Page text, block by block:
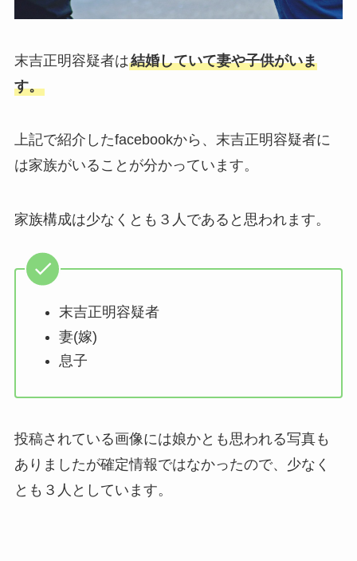
末吉正明容疑者は結婚していて妻や子供がいま
す。
上記で紹介したfacebookから、末吉正明容疑者に
は家族がいることが分かっています。
家族構成は少なくとも３人であると思われます。
末吉正明容疑者
妻(嫁)
息子
投稿されている画像には娘かとも思われる写真も
ありましたが確定情報ではなかったので、少なく
とも３人としています。